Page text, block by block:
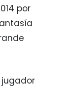
por
jugador